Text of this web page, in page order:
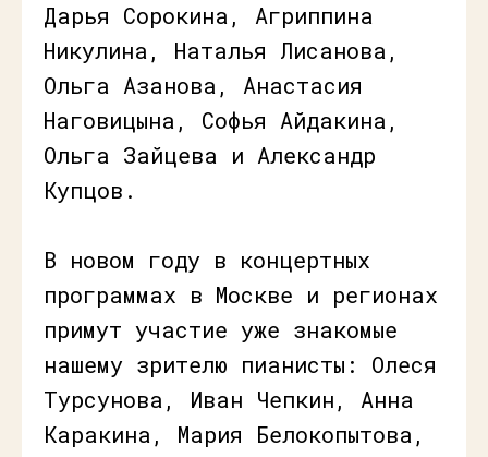
Дарья Сорокина, Агриппина
Никулина, Наталья Лисанова,
Ольга Азанова, Анастасия
Наговицына, Софья Айдакина,
Ольга Зайцева и Александр
Купцов.
В новом году в концертных
программах в Москве и регионах
примут участие уже знакомые
нашему зрителю пианисты: Олеся
Турсунова, Иван Чепкин, Анна
Каракина, Мария Белокопытова,